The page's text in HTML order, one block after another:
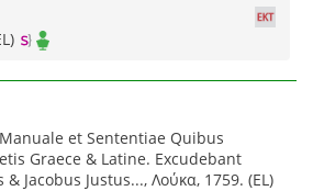
et Sententiae Quibus
Graece & Latine. Excudebant
Jacobus Justus..., Λούκα, 1759. (EL)